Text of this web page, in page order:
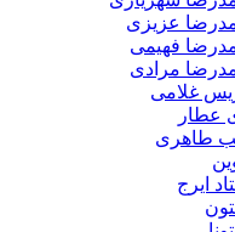
عزیزی
فهیمی
مرادی
غلامی
عطار
طاهری
ایرج